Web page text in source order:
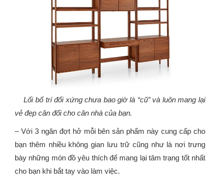
Lối bố trí đối xứng chưa bao giờ là “cũ” và luôn mang lại
vẻ đẹp cân đối cho căn nhà của bạn.
– Với 3 ngăn đợt hở mỗi bên sản phẩm này cung cấp cho
bạn thêm nhiều không gian lưu trữ cũng như là nơi trưng
bày những món đồ yêu thích để mang lại tâm trạng tốt nhất
cho bạn khi bắt tay vào làm việc.